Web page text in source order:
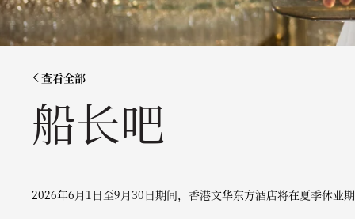
查看全部
船长吧
2026年6月1日至9月30日期间，香港文华东方酒店将在夏季休业